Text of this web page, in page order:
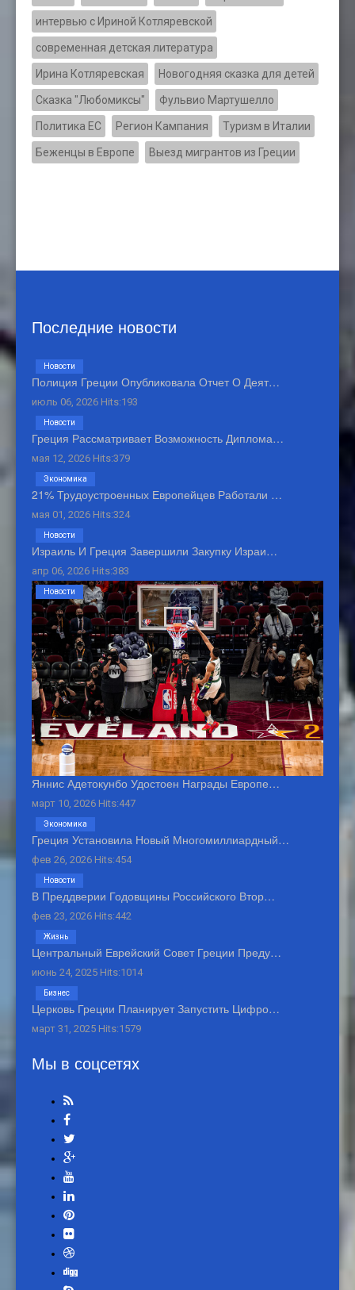
интервью с Ириной Котляревской
современная детская литература
Ирина Котляревская Новогодняя сказка для детей
Сказка "Любомиксы" Фульвио Мартушелло
Политика ЕС Регион Кампания Туризм в Италии
Беженцы в Европе Выезд мигрантов из Греции
Последние новости
Полиция Греции Опубликовала Отчет О Деят…
июль 06, 2026 Hits:193
Новости
Греция Рассматривает Возможность Диплома…
мая 12, 2026 Hits:379
Новости
21% Трудоустроенных Европейцев Работали …
мая 01, 2026 Hits:324
Экономика
Израиль И Греция Завершили Закупку Израи…
апр 06, 2026 Hits:383
Новости
Яннис Адетокунбо Удостоен Награды Европе…
март 10, 2026 Hits:447
Новости
Греция Установила Новый Многомиллиардный…
фев 26, 2026 Hits:454
Экономика
В Преддверии Годовщины Российского Втор…
фев 23, 2026 Hits:442
Новости
Центральный Еврейский Совет Греции Преду…
июнь 24, 2025 Hits:1014
Жизнь
Церковь Греции Планирует Запустить Цифро…
март 31, 2025 Hits:1579
Бизнес
Мы в соцсетях